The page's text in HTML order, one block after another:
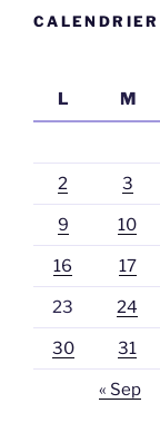
CALENDRIER
L
M
2 3
9 10
16 17
23 24
30 31
« Sep